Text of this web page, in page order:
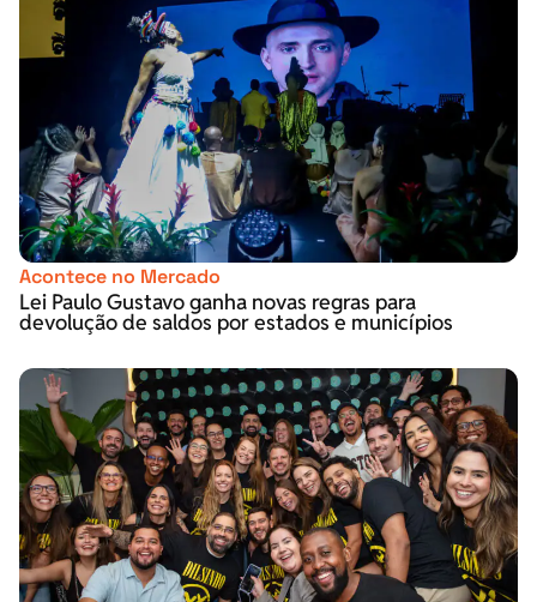
Acontece no Mercado
Lei Paulo Gustavo ganha novas regras para
devolução de saldos por estados e municípios